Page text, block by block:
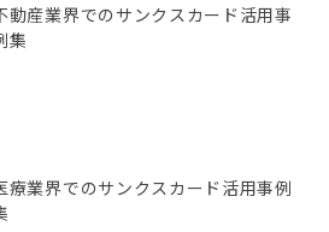
動産業界でのサンクスカード活用事
集
療業界でのサンクスカード活用事例